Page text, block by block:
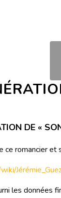
DE «
ce romancier et
les données